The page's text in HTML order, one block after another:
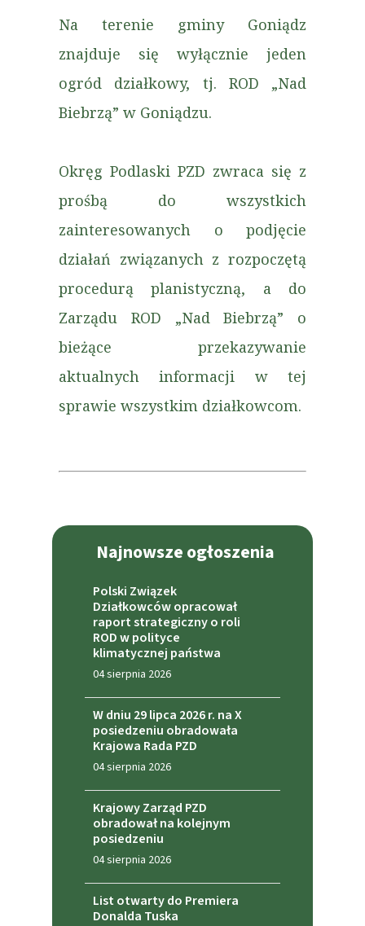
Najnowsze ogłoszenia
Polski Związek
Działkowców opracował
raport strategiczny o roli
ROD w polityce
klimatycznej państwa
04 sierpnia 2026
W dniu 29 lipca 2026 r. na X
posiedzeniu obradowała
Krajowa Rada PZD
04 sierpnia 2026
Krajowy Zarząd PZD
obradował na kolejnym
posiedzeniu
04 sierpnia 2026
List otwarty do Premiera
Donalda Tuska
Na terenie gminy Goniądz
znajduje się wyłącznie jeden
ogród działkowy, tj. ROD „Nad
Biebrzą” w Goniądzu.
Okręg Podlaski PZD zwraca się z
prośbą do wszystkich
zainteresowanych o podjęcie
działań związanych z rozpoczętą
procedurą planistyczną, a do
Zarządu ROD „Nad Biebrzą” o
bieżące przekazywanie
aktualnych informacji w tej
sprawie wszystkim działkowcom.